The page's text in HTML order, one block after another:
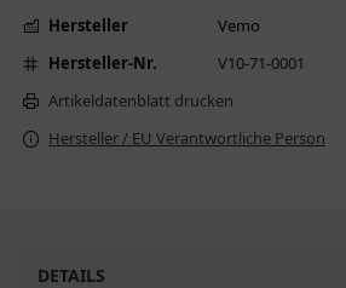
Hersteller
Vemo
Hersteller-Nr.
V10-71-0001
Artikeldatenblatt drucken
Hersteller / EU Verantwortliche Person
DETAILS